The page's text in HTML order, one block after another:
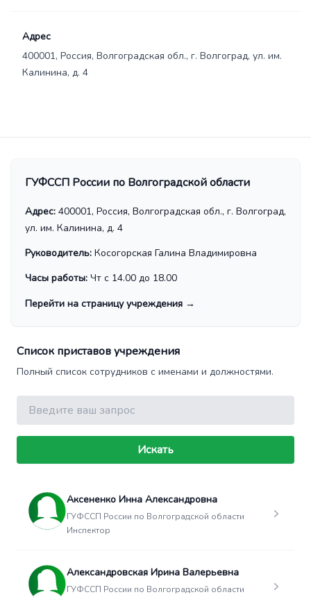
Адрес
400001, Россия, Волгоградская обл., г. Волгоград, ул. им.
Калинина, д. 4
ГУФССП России по Волгоградской области
Адрес: 400001, Россия, Волгоградская обл., г. Волгоград,
ул. им. Калинина, д. 4
Руководитель: Косогорская Галина Владимировна
Часы работы: Чт с 14.00 до 18.00
Перейти на страницу учреждения →
Список приставов учреждения
Полный список сотрудников с именами и должностями.
Поиск
Искать
Аксененко Инна Александровна
ГУФССП России по Волгоградской области
Инспектор
Александровская Ирина Валерьевна
ГУФССП России по Волгоградской области